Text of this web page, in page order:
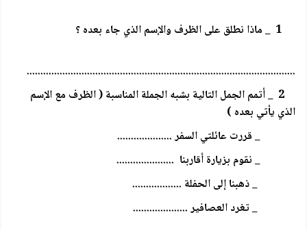
..................................................................................................
2 _ أتمم الجمل التالية بشبه الجملة المناسبة ( الظرف مع الإسم
الذي يأتي بعده )
_ قررت عائلتي السفر ....................
_ نقوم بزيارة أقاربنا .....................
_ ذهبنا إلى الحفلة ..................
_ تغرد العصافير ....................